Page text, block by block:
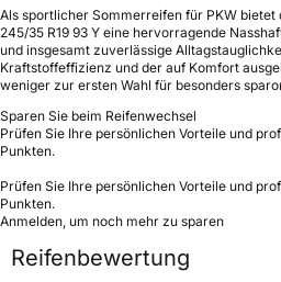
Als sportlicher Sommerreifen für PKW bietet
245/35 R19 93 Y eine hervorragende
und insgesamt zuverlässige
Kraftstoffeffizienz und der auf Komfort
weniger zur ersten Wahl für besonders
Sparen Sie beim Reifenwechsel
Prüfen Sie Ihre persönlichen Vorteile und
Punkten.
Prüfen Sie Ihre persönlichen Vorteile und
Punkten.
Anmelden, um noch mehr zu sparen
Reifenbewertung